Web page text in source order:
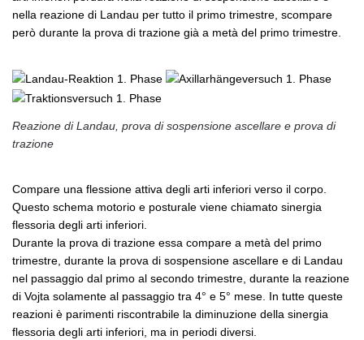
nella reazione di Landau per tutto il primo trimestre, scompare
però durante la prova di trazione già a metà del primo trimestre.
Reazione di Landau, prova di sospensione ascellare e prova di
trazione
Compare una flessione attiva degli arti inferiori verso il corpo.
Questo schema motorio e posturale viene chiamato sinergia
flessoria degli arti inferiori.
Durante la prova di trazione essa compare a metà del primo
trimestre, durante la prova di sospensione ascellare e di Landau
nel passaggio dal primo al secondo trimestre, durante la reazione
di Vojta solamente al passaggio tra 4° e 5° mese. In tutte queste
reazioni è parimenti riscontrabile la diminuzione della sinergia
flessoria degli arti inferiori, ma in periodi diversi.